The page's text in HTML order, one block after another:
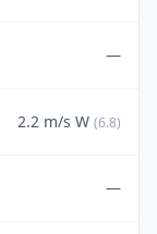
—
2.2 m/s W (6.8)
—